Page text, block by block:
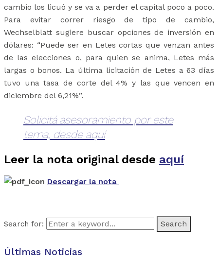
cambio los licuó y se va a perder el capital poco a poco.
Para evitar correr riesgo de tipo de cambio,
Wechselblatt sugiere buscar opciones de inversión en
dólares: “Puede ser en Letes cortas que venzan antes
de las elecciones o, para quien se anima, Letes más
largas o bonos. La última licitación de Letes a 63 días
tuvo una tasa de corte del 4% y las que vencen en
diciembre del 6,21%”.
Solicitá asesoramiento por este
tema, desde aquí
Leer la nota original desde aquí
Descargar la nota
Search for:
Últimas Noticias